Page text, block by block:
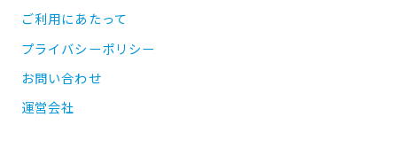
ご利用にあたって
プライバシーポリシー
お問い合わせ
運営会社